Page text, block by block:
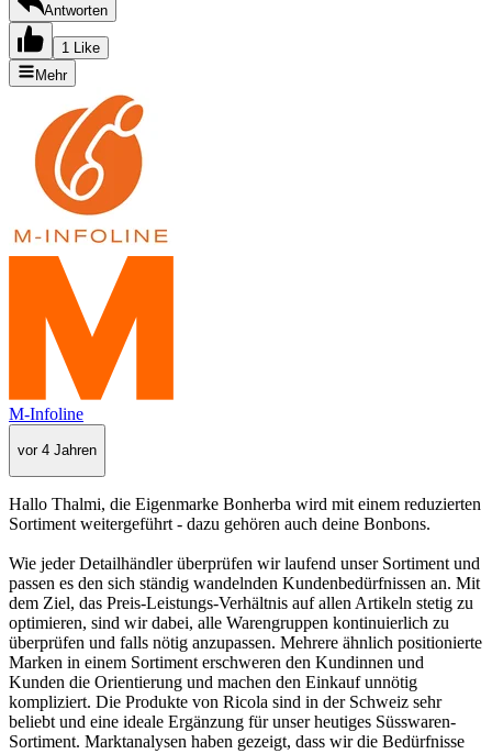
Antworten
1 Like
Mehr
M-Infoline
vor 4 Jahren
Hallo Thalmi, die Eigenmarke Bonherba wird mit einem reduzierten
Sortiment weitergeführt - dazu gehören auch deine Bonbons.
Wie jeder Detailhändler überprüfen wir laufend unser Sortiment und
passen es den sich ständig wandelnden Kundenbedürfnissen an. Mit
dem Ziel, das Preis-Leistungs-Verhältnis auf allen Artikeln stetig zu
optimieren, sind wir dabei, alle Warengruppen kontinuierlich zu
überprüfen und falls nötig anzupassen. Mehrere ähnlich positionierte
Marken in einem Sortiment erschweren den Kundinnen und
Kunden die Orientierung und machen den Einkauf unnötig
kompliziert. Die Produkte von Ricola sind in der Schweiz sehr
beliebt und eine ideale Ergänzung für unser heutiges Süsswaren-
Sortiment. Marktanalysen haben gezeigt, dass wir die Bedürfnisse